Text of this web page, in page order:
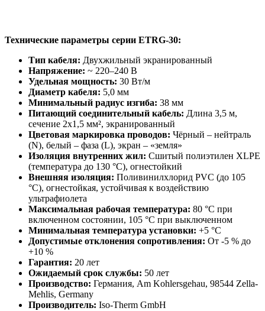
Технические параметры серии ETRG-30:
Тип кабеля: Двухжильный экранированный
Напряжение: ~ 220–240 В
Удельная мощность: 30 Вт/м
Диаметр кабеля: 5,0 мм
Минимальный радиус изгиба: 38 мм
Питающий соединительный кабель: Длина 3,5 м,
сечение 2х1,5 мм², экранированный
Цветовая маркировка проводов: Чёрный – нейтраль
(N), белый – фаза (L), экран – «земля»
Изоляция внутренних жил: Сшитый полиэтилен XLPE
(температура до 130 °C), огнестойкий
Внешняя изоляция: Поливинилхлорид PVC (до 105
°C), огнестойкая, устойчивая к воздействию
ультрафиолета
Максимальная рабочая температура: 80 °C при
включенном состоянии, 105 °C при выключенном
Минимальная температура установки: +5 °C
Допустимые отклонения сопротивления: От -5 % до
+10 %
Гарантия: 20 лет
Ожидаемый срок службы: 50 лет
Производство: Германия, Am Kohlersgehau, 98544 Zella-
Mehlis, Germany
Производитель: Iso-Therm GmbH